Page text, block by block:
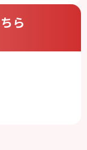
の取り扱い
の他の関連
ます。
に保つよう努
措置を講じ
おいてCookie
ら